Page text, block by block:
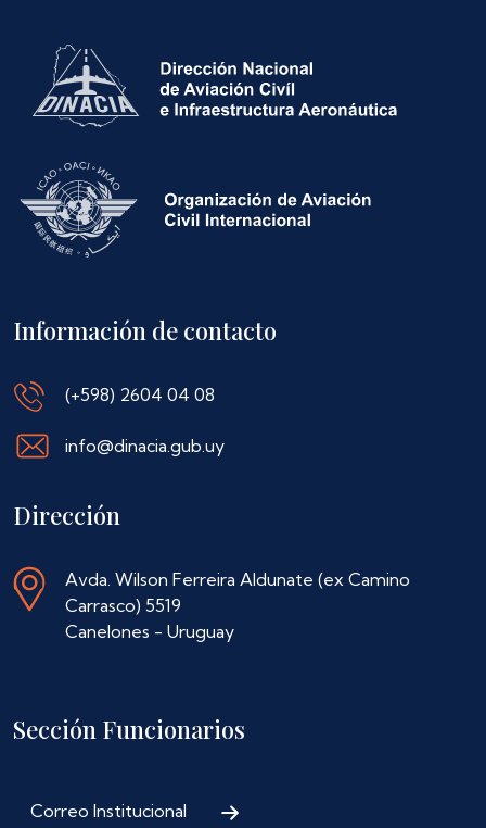
Información de contacto
(+598) 2604 04 08
info@dinacia.gub.uy
Dirección
Avda. Wilson Ferreira Aldunate (ex Camino
Carrasco) 5519
Canelones - Uruguay
Sección Funcionarios
Correo Institucional